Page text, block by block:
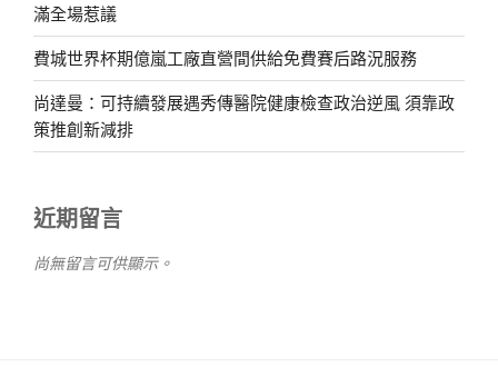
滿全場惹議
費城世界杯期億嵐工廠直營間供給免費賽后路況服務
尚達曼：可持續發展遇秀傳醫院健康檢查政治逆風 須靠政
策推創新減排
近期留言
尚無留言可供顯示。